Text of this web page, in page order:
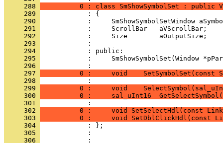
     288
0 : class SmShowSymbolSet : public
     289
     290
     291
     292
     293
     294
     295
:     SmShowSymbolSet(Window
     296
     297
0 :     void    SetSymbolSet(const
     298
            :
     299
0 :     void
     300
0 :     sal_uInt16
     301
            :
     302
0 :     void SetSelectHdl(const
     303
0 :     void SetDblClickHdl(const
     304
     305
     306
            :